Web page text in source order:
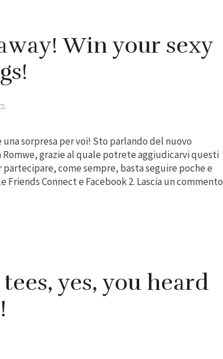
Win your sexy
una sorpresa per voi! Sto parlando del nuovo
Romwe, grazie al quale potrete aggiudicarvi questi
come sempre, basta seguire poche e
Friends Connect e Facebook 2. Lascia un commento
yes, you heard